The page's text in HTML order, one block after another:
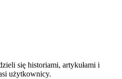
się historiami, artykułami i
użytkownicy.